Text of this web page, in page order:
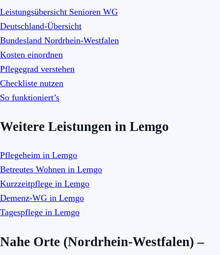
Leistungsübersicht Senioren WG
Deutschland-Übersicht
Bundesland Nordrhein-Westfalen
Kosten einordnen
Pflegegrad verstehen
Checkliste nutzen
So funktioniert’s
Weitere Leistungen in Lemgo
Pflegeheim in Lemgo
Betreutes Wohnen in Lemgo
Kurzzeitpflege in Lemgo
Demenz-WG in Lemgo
Tagespflege in Lemgo
Nahe Orte (Nordrhein-Westfalen) –